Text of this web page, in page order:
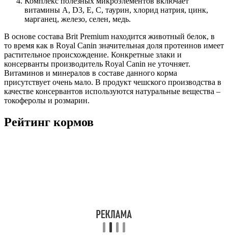
витамины А, D3, Е, С, таурин, хлорид натрия, цинк,
марганец, железо, селен, медь.
В основе состава Brit Premium находится животный белок, в
то время как в Royal Canin значительная доля протеинов имеет
растительное происхождение. Конкретные злаки и
консерванты производитель Royal Canin не уточняет.
Витаминов и минералов в составе данного корма
присутствует очень мало. В продукт чешского производства в
качестве консервантов используются натуральные вещества –
токоферолы и розмарин.
Рейтинг кормов